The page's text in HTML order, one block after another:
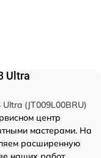
Ultra
(JT009L00BRU)
центр
мастерами. На
расширенную